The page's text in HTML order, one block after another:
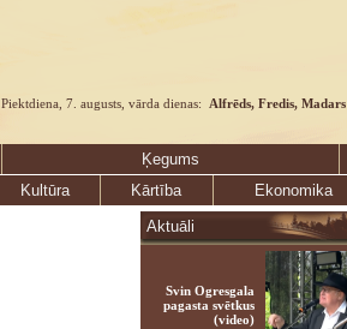
Piektdiena, 7. augusts, vārda dienas: Alfrēds, Fredis, Madars
Ķegums
Kultūra Kārtība Ekonomika
Aktuāli
Svin Ogresgala
pagasta svētkus
(video)